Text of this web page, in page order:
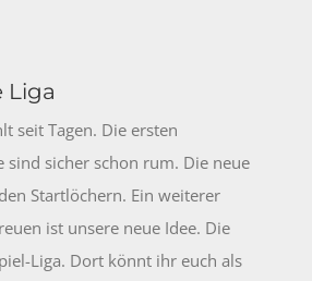
Liga
seit Tagen. Die ersten
sind sicher schon rum. Die neue
Startlöchern. Ein weiterer
ist unsere neue Idee. Die
Liga. Dort könnt ihr euch als